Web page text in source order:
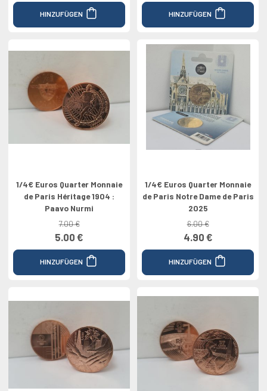
HINZUFÜGEN HINZUFÜGEN
1/4€ Euros Quarter Monnaie
de Paris Héritage 1904 :
Paavo Nurmi
7.00 €
5.00 €
HINZUFÜGEN
1/4€ Euros Quarter Monnaie
de Paris Notre Dame de Paris
2025
6.00 €
4.90 €
HINZUFÜGEN